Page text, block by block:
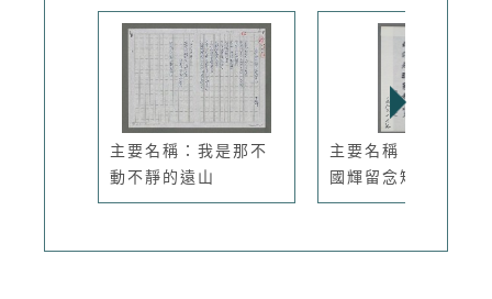
主要名稱：我是那不
動不靜的遠山
主要名稱：楊逵致戴
國輝留念短...